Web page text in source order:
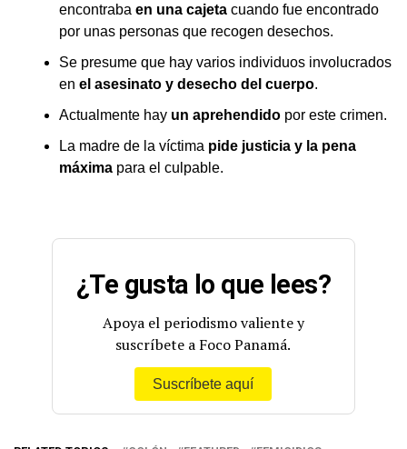
encontraba en una cajeta cuando fue encontrado
por unas personas que recogen desechos.
Se presume que hay varios individuos involucrados
en el asesinato y desecho del cuerpo.
Actualmente hay un aprehendido por este crimen.
La madre de la víctima pide justicia y la pena
máxima para el culpable.
¿Te gusta lo que lees?
Apoya el periodismo valiente y
suscríbete a Foco Panamá.
Suscríbete aquí